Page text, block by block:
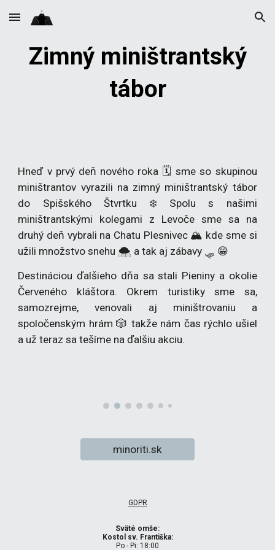
Skip to main content Skip to navigation
Zimný miništrantský
tábor
Hneď v prvý deň nového roka 🗓 sme so skupinou
miništrantov vyrazili na zimný miništrantský tábor
do Spišského Štvrtku ❄️ Spolu s našimi
miništrantskými kolegami z Levoče sme sa na
druhý deň vybrali na Chatu Plesnivec 🏔 kde sme si
užili množstvo snehu 🌨 a tak aj zábavy 🛷 😁
Destináciou ďalšieho dňa sa stali Pieniny a okolie
Červeného kláštora. Okrem turistiky sme sa,
samozrejme, venovali aj miništrovaniu a
spoločenským hrám 🎲 takže nám čas rýchlo ušiel
a už teraz sa tešíme na ďalšiu akciu.
minoriti.sk
GDPR
Sväté omše:
Kostol sv. Františka:
Po - Pi: 18:00